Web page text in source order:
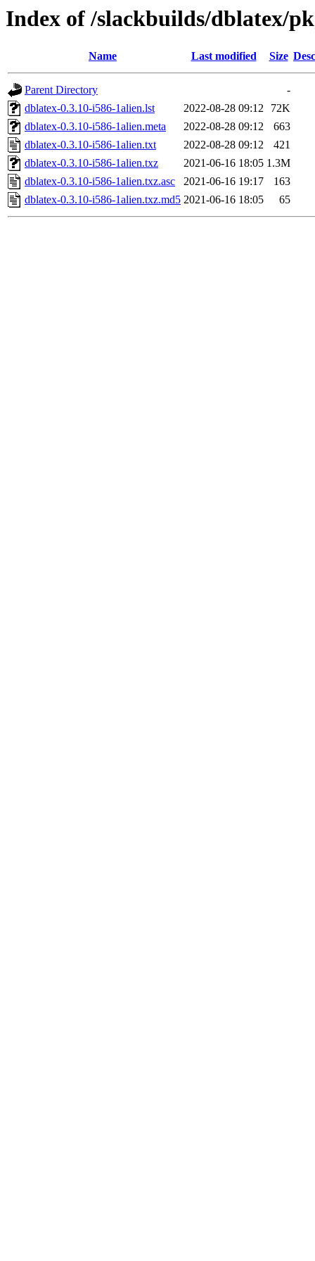
Index of /slackbuilds/dblatex/
Name Last modified Size
Parent Directory
-
dblatex-0.3.10-i586-1alien.lst
2022-08-28 09:12
72K
dblatex-0.3.10-i586-1alien.meta
2022-08-28 09:12
663
dblatex-0.3.10-i586-1alien.txt
2022-08-28 09:12
421
dblatex-0.3.10-i586-1alien.txz
2021-06-16 18:05 1.3M
dblatex-0.3.10-i586-1alien.txz.asc
2021-06-16 19:17
163
dblatex-0.3.10-i586-1alien.txz.md5 2021-06-16 18:05 65